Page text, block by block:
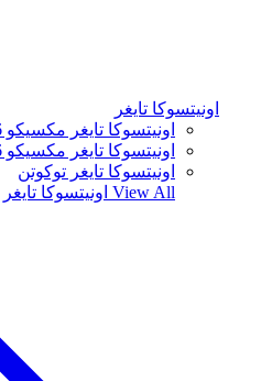
اونيتسوكا تايغر
اونيتسوكا تايغر مكسيكو 66 سابو
اونيتسوكا تايغر مكسيكو 66
اونيتسوكا تايغر توكوتن
View All اونيتسوكا تايغر